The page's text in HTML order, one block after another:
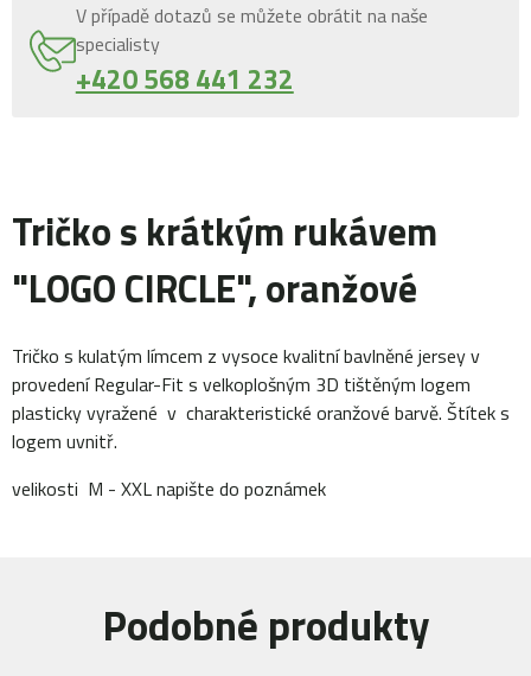
V případě dotazů se můžete obrátit na naše
specialisty
+420 568 441 232
Tričko s krátkým rukávem
"LOGO CIRCLE", oranžové
Tričko s kulatým límcem z vysoce kvalitní bavlněné jersey v
provedení Regular-Fit s velkoplošným 3D tištěným logem
plasticky vyražené v charakteristické oranžové barvě. Štítek s
logem uvnitř.
velikosti M - XXL napište do poznámek
Podobné produkty